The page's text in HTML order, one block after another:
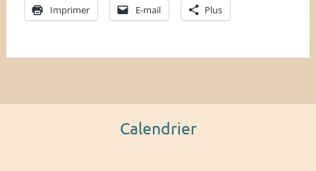
Imprimer E-mail Plus
Calendrier